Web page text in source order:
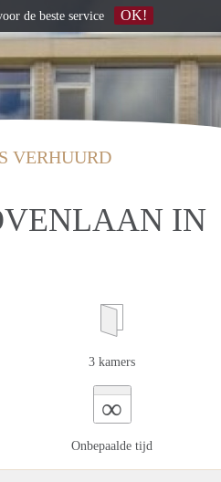
VERHUURD
IN
3 kamers
∞
Onbepaalde tijd
de beste service OK!